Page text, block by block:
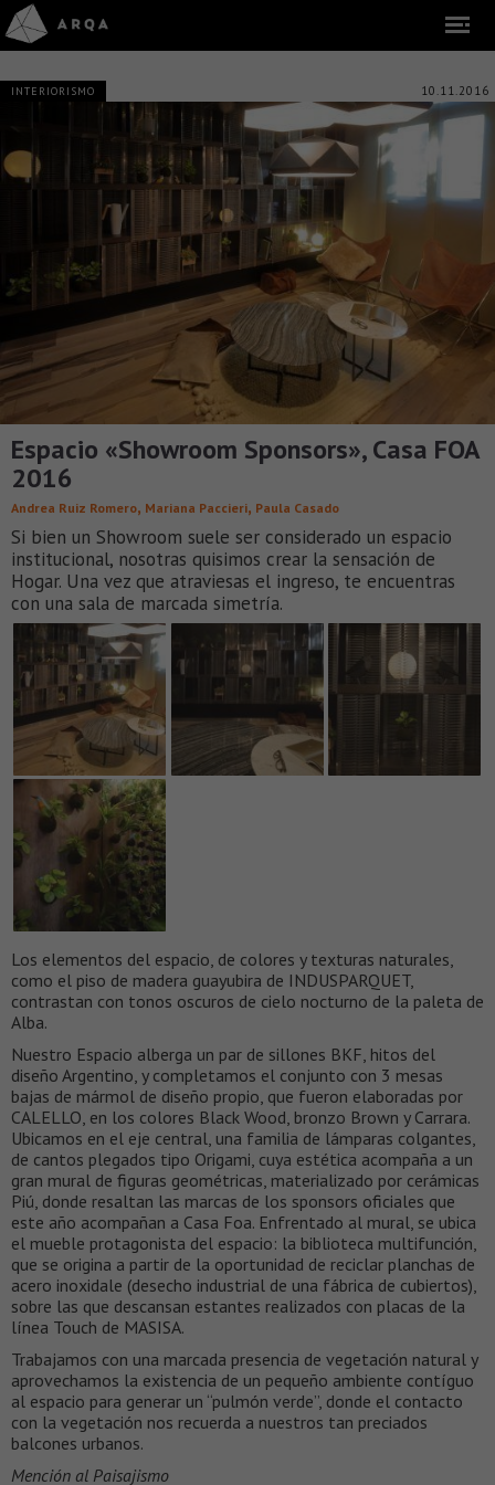
INTERIORISMO 10.11.2016
Espacio «Showroom Sponsors», Casa FOA
2016
Andrea Ruiz Romero, Mariana Paccieri, Paula Casado
Si bien un Showroom suele ser considerado un espacio
institucional, nosotras quisimos crear la sensación de
Hogar. Una vez que atraviesas el ingreso, te encuentras
con una sala de marcada simetría.
Los elementos del espacio, de colores y texturas naturales,
como el piso de madera guayubira de INDUSPARQUET,
contrastan con tonos oscuros de cielo nocturno de la paleta de
Alba.
Nuestro Espacio alberga un par de sillones BKF, hitos del
diseño Argentino, y completamos el conjunto con 3 mesas
bajas de mármol de diseño propio, que fueron elaboradas por
CALELLO, en los colores Black Wood, bronzo Brown y Carrara.
Ubicamos en el eje central, una familia de lámparas colgantes,
de cantos plegados tipo Origami, cuya estética acompaña a un
gran mural de figuras geométricas, materializado por cerámicas
Piú, donde resaltan las marcas de los sponsors oficiales que
este año acompañan a Casa Foa. Enfrentado al mural, se ubica
el mueble protagonista del espacio: la biblioteca multifunción,
que se origina a partir de la oportunidad de reciclar planchas de
acero inoxidale (desecho industrial de una fábrica de cubiertos),
sobre las que descansan estantes realizados con placas de la
línea Touch de MASISA.
Trabajamos con una marcada presencia de vegetación natural y
aprovechamos la existencia de un pequeño ambiente contíguo
al espacio para generar un “pulmón verde”, donde el contacto
con la vegetación nos recuerda a nuestros tan preciados
balcones urbanos.
Mención al Paisajismo